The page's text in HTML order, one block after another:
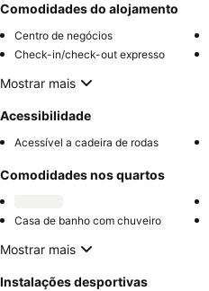
Comodidades do alojamento
Centro de negócios
Check-in/check-out expresso
Mostrar mais
Acessibilidade
Acessível a cadeira de rodas
Comodidades nos quartos
Casa de banho com chuveiro
Mostrar mais
Instalações desportivas